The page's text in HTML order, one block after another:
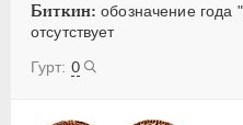
Биткин: обозначение
отсутствует
0